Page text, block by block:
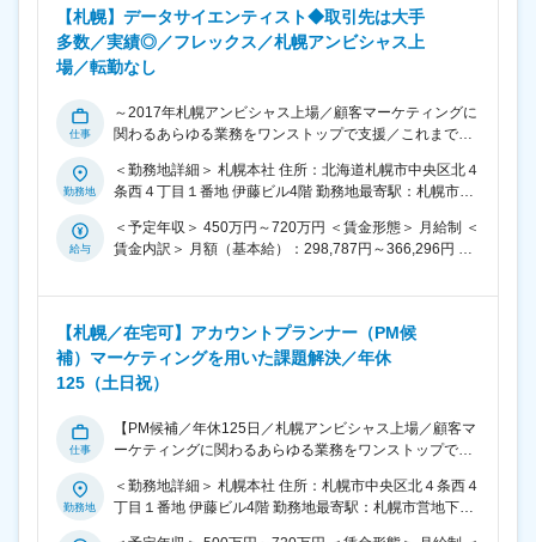
またマーケティングの観点を持ち、各店舗で売れる仕組
みや施策をクライアントと協働で企画し、実行すること
が重要です。 変更の範囲：会社の定める業務
【札幌】データサイエンティスト◆取引先は大手
多数／実績◎／フレックス／札幌アンビシャス上
場／転勤なし
～2017年札幌アンビシャス上場／顧客マーケティングに
関わるあらゆる業務をワンストップで支援／これまで
グ支援事業～ ■業務内容： 主にデータ分析（および一部
マーケティングリサーチ）の設計・実装をご担当いただ
きます。 ■業務詳細： ◇SQLやPythonを使った施策別分
析の設計、実行、可視化 ◇分析ニーズをヒアリングし、
計からタグ実装、分析手法選定まで一気通貫の設計 ◇分
析結果をもとに仮説を検証 ◇定常レポートの自動化、異
常検知等へ対応できる分析設計・実行 ■業務の魅力： ◇
自分たちの関わった案件がどれくらい効果的だったかが
界（メーカー、小売、教育、BtoB）での経験を積むこと
ができます。 ◇クライアント課題を直接聞き、クリエイ
ティブにまつわる工程を最初から最後まで担当でき、精
度の高いアウトプットを生むことができます。 ■働く環
＜勤務地詳細＞ 札幌本社 住所：北海道札幌市中央区北４
条西４丁目１番地 伊藤ビル4階 勤務地最寄駅：札幌市営
場所あり 変更の範囲：会社の定める事業所（リモートワ
ーク含む）
＜予定年収＞ 450万円～720万円 ＜賃金形態＞ 月給制 ＜
賃金内訳＞ 月額（基本給）：298,787円～366,296円 そ
87,038円（固定残業時間30時間0分/月） 超過した時間外
458,334円（一律手当を含む） ＜昇給有無＞ 有 ＜残業手
当＞ 有 ＜給与補足＞ ※給与詳細は経験・能力・前職給
等を考慮の上決定します。 ■昇給：あり（年1回） ※利益
す。 ■賞与：業績によって支給あり（年1回） 賃金はあ
くまでも目安の金額であり、選考を通じて上下する可能
す。
【札幌／在宅可】アカウントプランナー（PM候
補）マーケティングを用いた課題解決／年休
125（土日祝）
【PM候補／年休125日／札幌アンビシャス上場／顧客マ
ーケティングに関わるあらゆる業務をワンストップで支
ーケティング支援事業／大小樽洋菓子舗ルタオやイオン
など、大手・有名顧客も多様な業務に挑戦可能／時短・
フレックス勤務・ハイブリッドワーク可能で働きやすさ
＜勤務地詳細＞ 札幌本社 住所：札幌市中央区北４条西４
丁目１番地 伊藤ビル4階 勤務地最寄駅：札幌市営地下鉄